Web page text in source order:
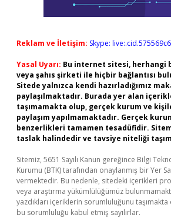
Reklam ve İletişim: Skype:
Yasal Uyarı: Bu internet sitesi, herhangi
veya şahıs şirketi ile hiçbir bağlantısı
Sitede yalnızca kendi hazırladığımız
paylaşılmaktadır. Burada yer alan
taşımamakta olup, gerçek kurum ve
paylaşım yapılmamaktadır. Gerçek
benzerlikleri tamamen tesadüfidir.
taslak halindedir ve tavsiye niteliği
Sitemiz, 5651 Sayılı Kanun gereğince Bilgi
Kurumu (BTK) tarafından onaylanmış bir Yer
vermektedir. Bu nedenle, sitedeki içerikleri
veya araştırma yükümlülüğümüz
yazdıkları içeriklerin sorumluluğunu
bu sorumluluğu kabul etmiş sayılırlar.